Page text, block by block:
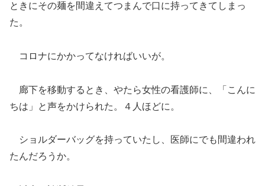
ときにその麺を間違えてつまんで口に持ってきてしまっ
た。
コロナにかかってなければいいが。
廊下を移動するとき、やたら女性の看護師に、「こんに
ちは」と声をかけられた。４人ほどに。
ショルダーバッグを持っていたし、医師にでも間違われ
たんだろうか。